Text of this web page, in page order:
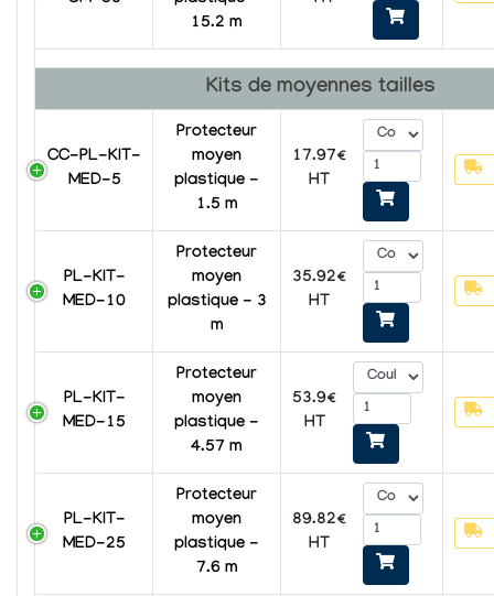
15.2 m
Kits de moyennes tailles
CC-PL-KIT-
MED-5
Protecteur
moyen
plastique -
1.5 m
17.97€
HT
PL-KIT-
MED-10
Protecteur
moyen
plastique - 3
m
35.92€
HT
PL-KIT-
MED-15
Protecteur
moyen
plastique -
4.57 m
53.9€
HT
PL-KIT-
MED-25
Protecteur
moyen
plastique -
7.6 m
89.82€
HT